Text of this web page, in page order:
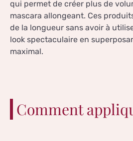
qui permet de créer plus de
mascara allongeant. Ces
de la longueur sans avoir à
look spectaculaire en
maximal.
Comment